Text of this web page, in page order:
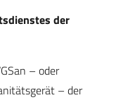
der
– oder
– der